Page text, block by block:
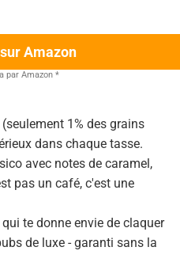
Amazon
par Amazon *
1% des grains
dans chaque tasse.
avec notes de caramel,
pas un café, c'est une
te donne envie de claquer
de luxe - garanti sans la